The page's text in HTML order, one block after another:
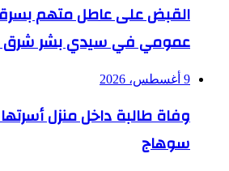
القبض على عاطل متهم
عمومي في سيدي بشر شرق
9 أغسطس، 2026
وفاة طالبة داخل منزل
سوهاج